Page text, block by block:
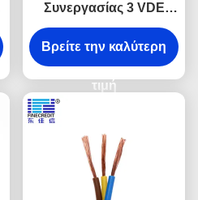
Συνεργασίας 3 VDE
ηλεκτρικό καλώδιο
πυρήνων, ηλεκτρικά
καλώδια PVC h03vv-φ
h05vv-φ
Βρείτε την καλύτερη
τιμή